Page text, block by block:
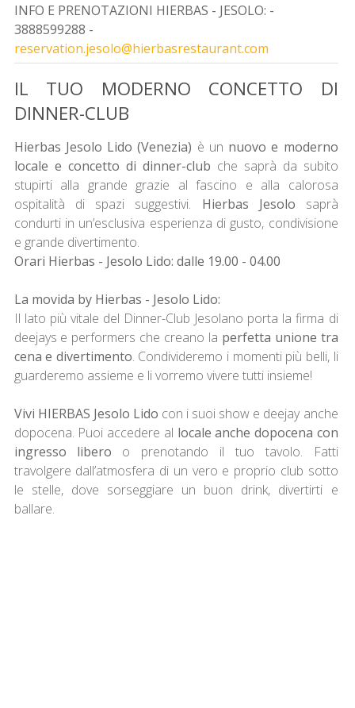
INFO E PRENOTAZIONI HIERBAS - JESOLO:
3888599288 -
reservation.jesolo@hierbasrestaurant.com
IL TUO MODERNO CONCETTO DI
DINNER-CLUB
Hierbas Jesolo Lido (Venezia) è un nuovo e moderno
locale e concetto di dinner-club che saprà da subito
stupirti alla grande grazie al fascino e alla calorosa
ospitalità di spazi suggestivi. Hierbas Jesolo saprà
condurti in un’esclusiva esperienza di gusto, condivisione
e grande divertimento.
Orari Hierbas - Jesolo Lido: dalle 19.00 - 04.00
La movida by Hierbas - Jesolo Lido:
Il lato più vitale del Dinner-Club Jesolano porta la firma di
deejays e performers che creano la perfetta unione tra
cena e divertimento. Condivideremo i momenti più belli, li
guarderemo assieme e li vorremo vivere tutti insieme!
Vivi HIERBAS Jesolo Lido con i suoi show e deejay anche
dopocena. Puoi accedere al locale anche dopocena con
ingresso libero o prenotando il tuo tavolo. Fatti
travolgere dall’atmosfera di un vero e proprio club sotto
le stelle, dove sorseggiare un buon drink, divertirti e
ballare.